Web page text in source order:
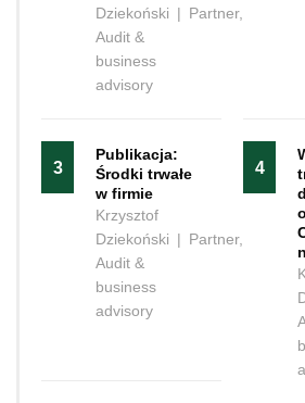
Dziekoński | Partner,
Audit &
business
advisory
3
Publikacja:
Środki trwałe
w firmie
Krzysztof
Dziekoński | Partner,
Audit &
business
advisory
4